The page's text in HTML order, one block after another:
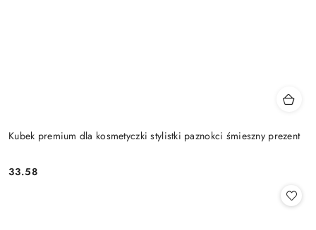
Kubek premium dla kosmetyczki stylistki paznokci śmieszny prezent
Cena:
33.58